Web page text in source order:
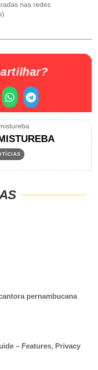
nas redes
pernambucana
– Features, Privacy